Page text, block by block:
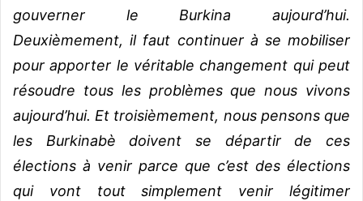
gouverner le Burkina aujourd’hui.
Deuxièmement, il faut continuer à se mobiliser
pour apporter le véritable changement qui peut
résoudre tous les problèmes que nous vivons
aujourd’hui. Et troisièmement, nous pensons que
les Burkinabè doivent se départir de ces
élections à venir parce que c’est des élections
qui vont tout simplement venir légitimer